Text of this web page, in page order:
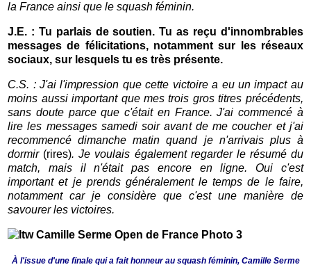
la France ainsi que le squash féminin.
J.E. : Tu parlais de soutien. Tu as reçu d'innombrables
messages de félicitations, notamment sur les réseaux
sociaux, sur lesquels tu es très présente.
C.S. : J'ai l'impression que cette victoire a eu un impact au
moins aussi important que mes trois gros titres précédents,
sans doute parce que c'était en France. J'ai commencé à
lire les messages samedi soir avant de me coucher et j'ai
recommencé dimanche matin quand je n'arrivais plus à
dormir(rires). Je voulais également regarder le résumé du
match, mais il n'était pas encore en ligne. Oui c'est
important et je prends généralement le temps de le faire,
notamment car je considère que c'est une manière de
savourer les victoires.
À l'issue d'une finale qui a fait honneur au squash féminin, Camille Serme